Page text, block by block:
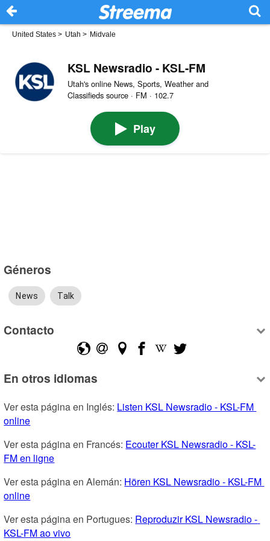
United States > Utah > Midvale
KSL Newsradio - KSL-FM
Utah's online News, Sports, Weather and
Classifieds source · FM · 102.7
Play
Géneros
News Talk
Contacto
En otros idiomas
Ver esta página en Inglés: Listen KSL Newsradio - KSL-FM
online
Ver esta página en Francés: Ecouter KSL Newsradio - KSL-
FM en ligne
Ver esta página en Alemán: Hören KSL Newsradio - KSL-FM
online
Ver esta página en Portugues: Reproduzir KSL Newsradio -
KSL-FM ao vivo